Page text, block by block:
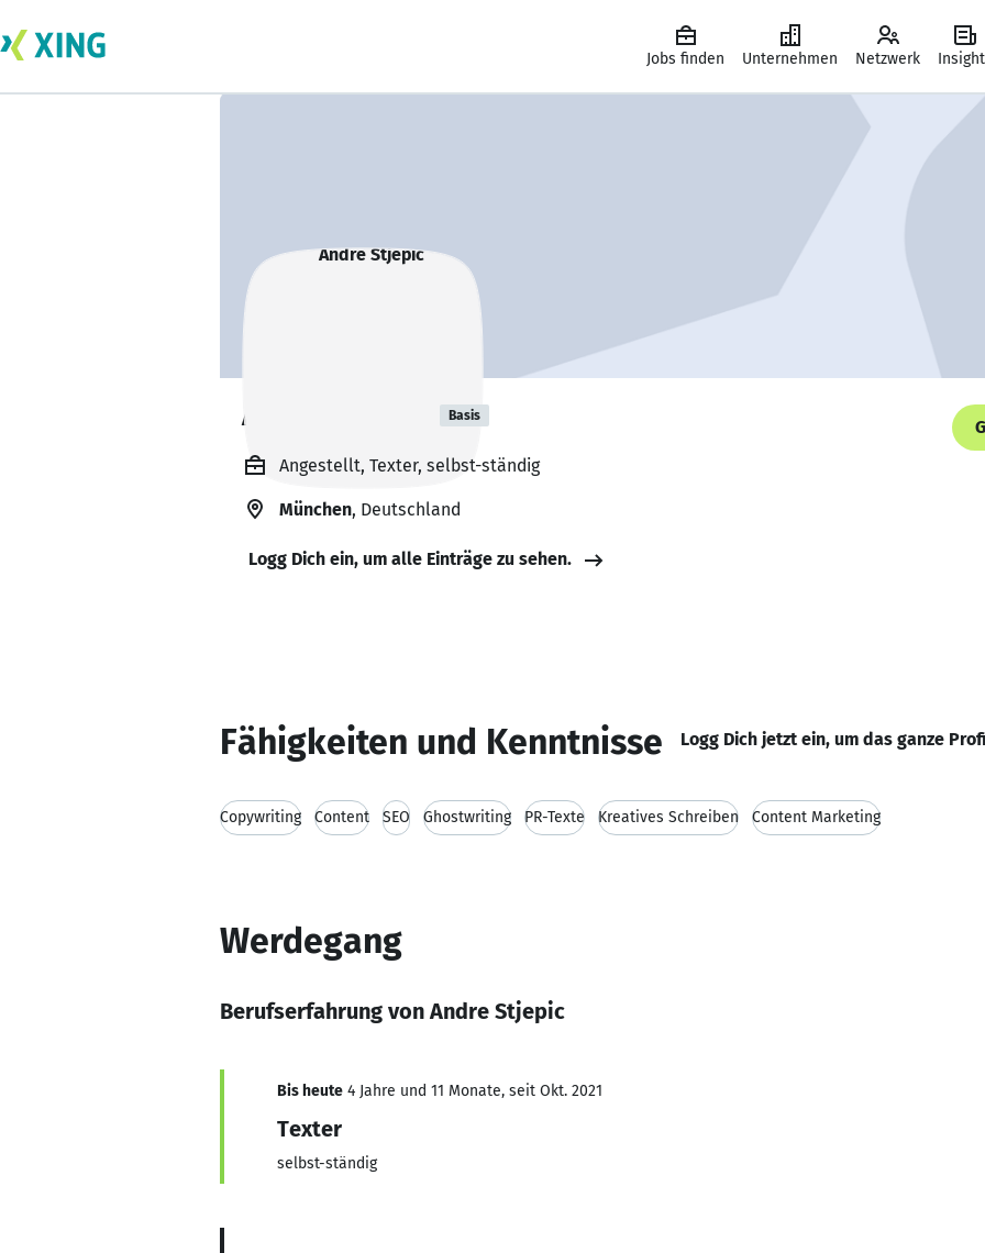
Jobs finden Unternehmen Netzwerk
Andre Stjepic Basis
Angestellt, Texter, selbst-ständig
München, Deutschland
Logg Dich ein, um alle Einträge zu sehen.
Fähigkeiten und Kenntnisse Logg Dich jetzt ein, um das ganze
Copywriting Content SEO Ghostwriting PR-Texte Kreatives Schreiben Content Marketing
Werdegang
Berufserfahrung von Andre Stjepic
Bis heute 4 Jahre und 11 Monate, seit Okt. 2021
Texter
selbst-ständig